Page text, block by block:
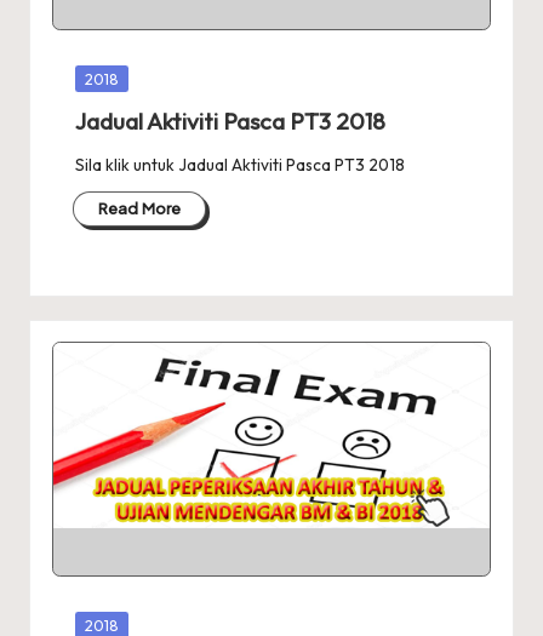
Posted
2018
Jadual Aktiviti Pasca PT3 2018
Sila klik untuk Jadual Aktiviti Pasca PT3 2018
Read More
Posted
2018